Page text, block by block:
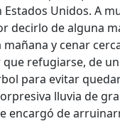
Unidos. A
decirlo de alguna
mañana y cenar
refugiarse, de
para evitar
lluvia de
encargó de